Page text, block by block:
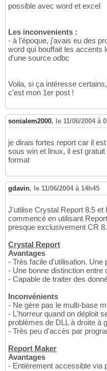
possible avec word et excel
Les inconvenients :
- à l'époque, j'avais eu des
word qui bouffait les accents
d'une source odbc
Voila, si ça intéresse
c'est mon 1er post !
sonialem2000, le 11/06/2004 à
je dirais fortes report car il
sous win et linux, il est
format
gdavin, le 11/06/2004 à 14h45
J'utilise Crystal Report 8.5 et
commencé en utilisant
presque exclusivement CR
Crystal Report
Avantages
- Très facile d'utilisation. Une
- Une bonne distinction entre
- Capable de traiter des
Inconvénients
- Ne gère pas le multi-base
- L'horreur quand on déploit
problèmes de DLL à droite à
- Très peu d'accès par
Report Maker
Avantages
- Entièrement accessible via